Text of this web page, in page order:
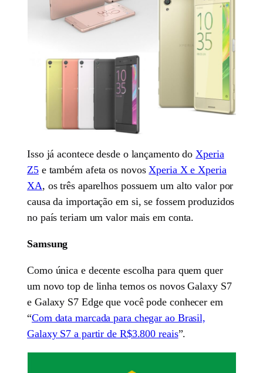
Isso já acontece desde o lançamento doXperia
Z5e também afeta os novosXperia X e Xperia
XA, os três aparelhos possuem um alto valor por
causa da importação em si, se fossem produzidos
no país teriam um valor mais em conta.
Samsung
Como única e decente escolha para quem quer
um novo top de linha temos os novos Galaxy S7
e Galaxy S7 Edge que você pode conhecer em
“Com data marcada para chegar ao Brasil,
Galaxy S7 a partir de R$3.800 reais”.